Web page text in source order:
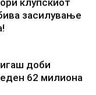
клупскиот
засилување
доби
62 милиона